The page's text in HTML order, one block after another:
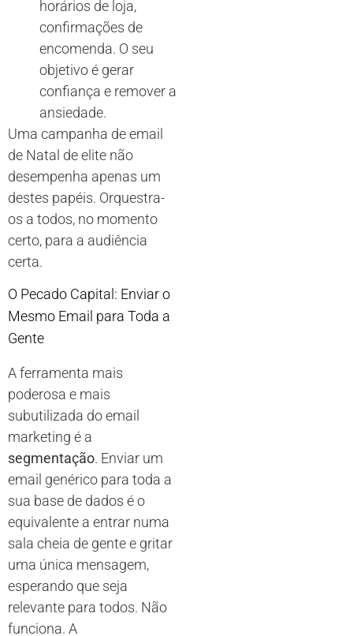
horários de loja,
confirmações de
encomenda. O seu
objetivo é gerar
confiança e remover a
ansiedade.
Uma campanha de email
de Natal de elite não
desempenha apenas um
destes papéis. Orquestra-
os a todos, no momento
certo, para a audiência
certa.
O Pecado Capital: Enviar o
Mesmo Email para Toda a
Gente
A ferramenta mais
poderosa e mais
subutilizada do email
marketing é a
segmentação. Enviar um
email genérico para toda a
sua base de dados é o
equivalente a entrar numa
sala cheia de gente e gritar
uma única mensagem,
esperando que seja
relevante para todos. Não
funciona. A